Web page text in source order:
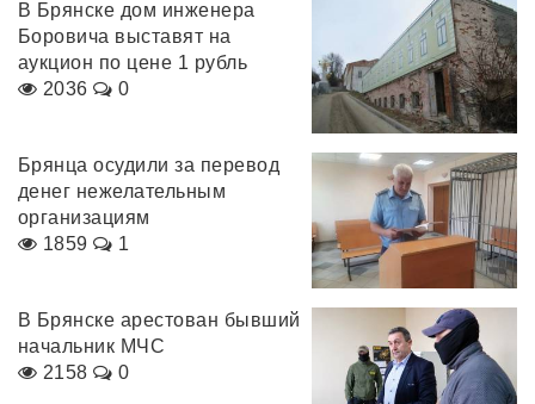
В Брянске дом инженера
Боровича выставят на
аукцион по цене 1 рубль
2036
0
Брянца осудили за перевод
денег нежелательным
организациям
1859
1
В Брянске арестован бывший
начальник МЧС
2158
0